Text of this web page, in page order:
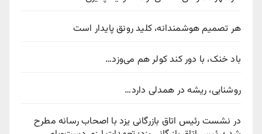
هر تصمیم هوشمندانه، کلید رونق پایدار است
باد خنک، با دور کند کولر هم می‌وزد…
روشنایی، ریشه در همدلی دارد…
در نشست رئیس اتاق بازرگانی یزد با اصحاب رسانه مطرح